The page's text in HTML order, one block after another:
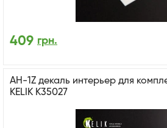
409 грн.
AH-1Z декаль интерьер для
KELIK K35027